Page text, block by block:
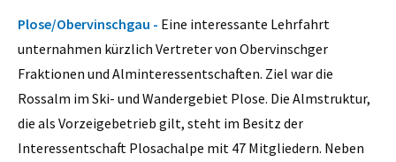
Plose/Obervinschgau - Eine interessante Lehrfahrt
unternahmen kürzlich Vertreter von Obervinschger
Fraktionen und Alminteressentschaften. Ziel war die
Rossalm im Ski- und Wandergebiet Plose. Die Almstruktur,
die als Vorzeigebetrieb gilt, steht im Besitz der
Interessentschaft Plosachalpe mit 47 Mitgliedern. Neben